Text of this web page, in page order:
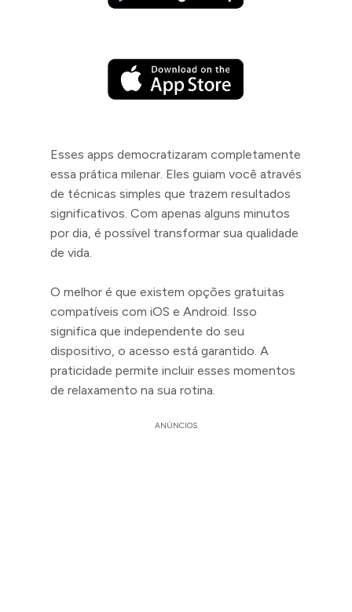
Esses apps democratizaram completamente
essa prática milenar. Eles guiam você através
de técnicas simples que trazem resultados
significativos. Com apenas alguns minutos
por dia, é possível transformar sua qualidade
de vida.
O melhor é que existem opções gratuitas
compatíveis com iOS e Android. Isso
significa que independente do seu
dispositivo, o acesso está garantido. A
praticidade permite incluir esses momentos
de relaxamento na sua rotina.
ANÚNCIOS